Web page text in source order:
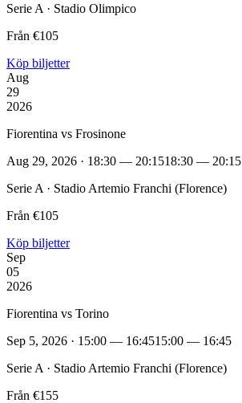
Serie A · Stadio Olimpico
Från €105
Köp biljetter
Aug
29
2026
Fiorentina vs Frosinone
Aug 29, 2026 · 18:30 — 20:1518:30 — 20:15
Serie A · Stadio Artemio Franchi (Florence)
Från €105
Köp biljetter
Sep
05
2026
Fiorentina vs Torino
Sep 5, 2026 · 15:00 — 16:4515:00 — 16:45
Serie A · Stadio Artemio Franchi (Florence)
Från €155